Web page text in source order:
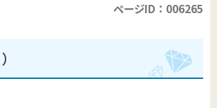
ページID：006265